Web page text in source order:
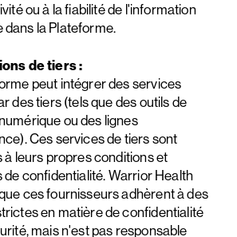
ou à la fiabilité de l'information
dans la Plateforme.
de tiers :
peut intégrer des services
des tiers (tels que des outils de
ou des lignes
Ces services de tiers sont
à leurs propres conditions et
de confidentialité. Warrior Health
ces fournisseurs adhèrent à des
en matière de confidentialité
mais n'est pas responsable